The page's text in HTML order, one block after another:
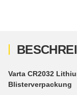
Varta CR2032
Blisterverpackung